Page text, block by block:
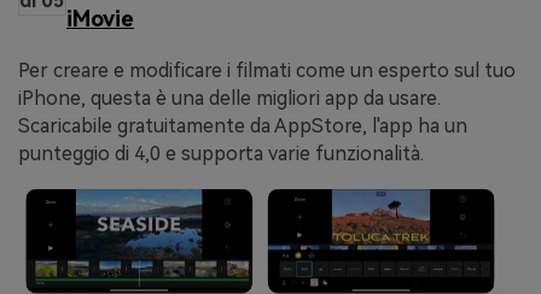
iMovie
Per creare e modificare i filmati come un esperto sul tuo
iPhone, questa è una delle migliori app da usare.
Scaricabile gratuitamente da AppStore, l'app ha un
punteggio di 4,0 e supporta varie funzionalità.